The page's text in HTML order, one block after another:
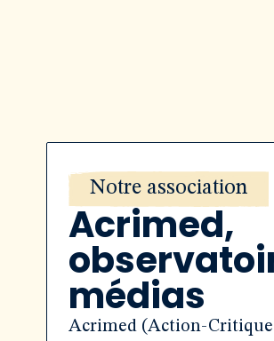
Notre association
Acrimed,
médias
Acrimed (Action-